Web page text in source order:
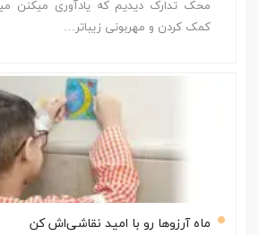
محک تدارک دیدیم که یادآوری می­کنن
کمک کردن و مهربونی زیباتر…
ماه آرزوها رو با امید نقاشی‌اش کن